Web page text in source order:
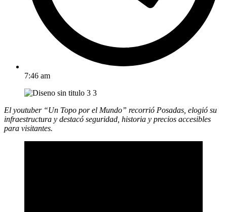
7:46 am
El youtuber “Un Topo por el Mundo” recorrió Posadas, elogió su
infraestructura y destacó seguridad, historia y precios accesibles
para visitantes.